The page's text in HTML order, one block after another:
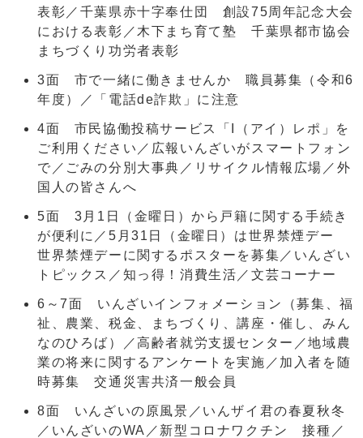
表彰／千葉県赤十字奉仕団 創設75周年記念大会
における表彰／木下まち育て塾 千葉県都市協会
まちづくり功労者表彰
3面 市で一緒に働きませんか 職員募集（令和6
年度）／「電話de詐欺」に注意
4面 市民協働投稿サービス「I（アイ）レポ」を
ご利用ください／広報いんざいがスマートフォン
で／ごみの分別大事典／リサイクル情報広場／外
国人の皆さんへ
5面 3月1日（金曜日）から戸籍に関する手続き
が便利に／5月31日（金曜日）は世界禁煙デー
世界禁煙デーに関するポスターを募集／いんざい
トピックス／知っ得！消費生活／文芸コーナー
6～7面 いんざいインフォメーション（募集、福
祉、農業、税金、まちづくり、講座・催し、みん
なのひろば）／高齢者就労支援センター／地域農
業の将来に関するアンケートを実施／加入者を随
時募集 交通災害共済一般会員
8面 いんざいの原風景／いんザイ君の春夏秋冬
／いんざいのWA／新型コロナワクチン 接種／